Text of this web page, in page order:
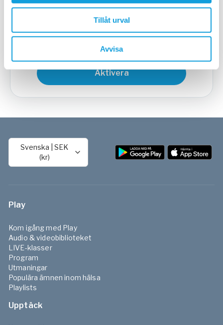
Tillåt urval
Avvisa
Aktivera
Svenska |SEK
(kr)
Play
Kom igång med Play
Audio & videobiblioteket
LIVE-klasser
Program
Utmaningar
Populära ämnen inom hälsa
Playlists
Upptäck